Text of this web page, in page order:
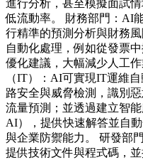
進行分析，甚至模擬面試
低流動率。 財務部門：AI
行精準的預測分析與財務
自動化處理，例如從發票
優化建議，大幅減少人工
（IT）：AI可實現IT運維
路安全與威脅檢測，識別
流量預測；並透過建立智
AI），提供快速解答並自
與企業防禦能力。 研發部
提供技術文件與程式碼，